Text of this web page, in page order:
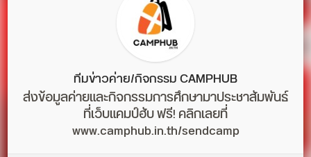
ทีมข่าวค่าย/กิจกรรม CAMPHUB
ส่งข้อมูลค่ายและกิจกรรมการศึกษามาประชาสัมพันธ์
ที่เว็บแคมป์ฮับ ฟรี! คลิกเลยที่
www.camphub.in.th/sendcamp